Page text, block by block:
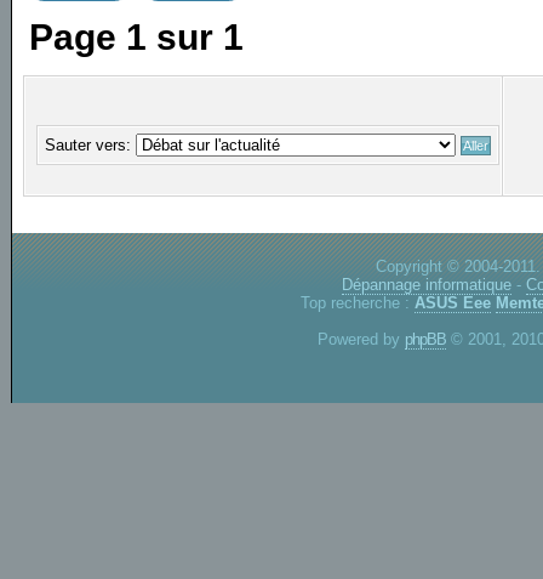
Page 1 sur 1
Sauter vers:
Copyright © 2004-
Dépannage informatique -
Top recherche : ASUS Eee
Powered by phpBB © 2001,